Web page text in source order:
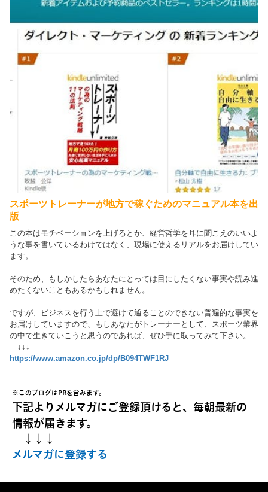
スポーツトレーナーが地方で稼ぐためのマニュアル本を出
版
この本はモチベーションを上げるとか、経営哲学を耳に聞こえのいいよ
うな事を書いているわけではなく、現場に使えるリアルをお届けしてい
ます。
そのため、もしかしたらあなたにとっては目にしたくない事実や読み進
めたくないこともあるかもしれません。
ですが、ビジネスを行う上で避けて通ることのできない普遍的な事実を
お届けしていますので、もしあなたがトレーナーとして、スポーツ業界
の中で生きていこうと思うのであれば、ぜひ手に取ってみて下さい。
↓↓↓
https://www.amazon.co.jp/dp/B094TWF1RJ
※このブログはPRを含みます。
下記よりメルマガにご登録頂けると、毎朝最新の
情報が届きます。
↓↓↓
メルマガに登録する